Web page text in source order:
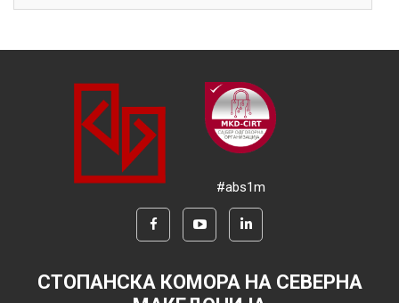
#abs1m
СТОПАНСКА КОМОРА НА СЕВЕРНА